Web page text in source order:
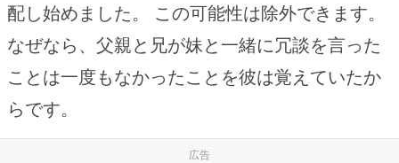
配し始めました。 この可能性は除外できます。
なぜなら、父親と兄が妹と一緒に冗談を言った
ことは一度もなかったことを彼は覚えていたか
らです。
広告